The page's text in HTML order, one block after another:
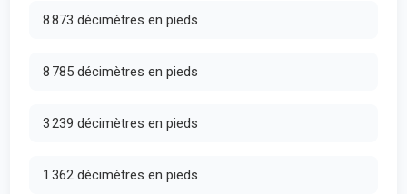
8 873 décimètres en pieds
8 785 décimètres en pieds
3 239 décimètres en pieds
1 362 décimètres en pieds